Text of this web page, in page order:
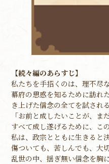
【続々編のあらすじ】
私たちを手招くのは、理不尽
幕府の思惑を知るために訪れ
き上げた信念の全てを試さ
「お前と成したいことが、ま
すべて成し遂げるために、こ
私は、政宗とともに生きると
傷ついても、苦しんでも、大
乱世の中、揺ぎ無い信念を胸